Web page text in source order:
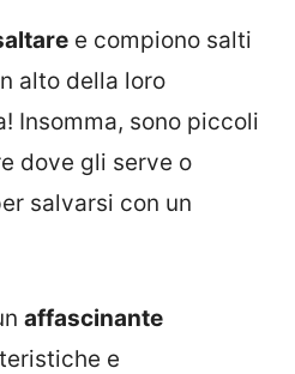
e compiono salti
alto della loro
Insomma, sono piccoli
dove gli serve o
salvarsi con un
affascinante
e